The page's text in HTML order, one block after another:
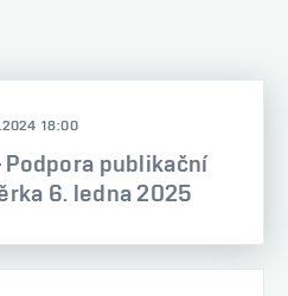
18:00
publikační
6. ledna 2025